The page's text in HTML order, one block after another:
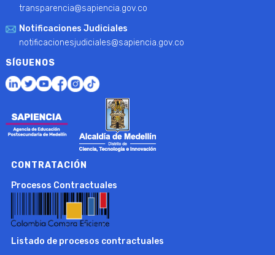
transparencia@sapiencia.gov.co
Notificaciones Judiciales
notificacionesjudiciales@sapiencia.gov.co
SÍGUENOS
CONTRATACIÓN
Procesos Contractuales
Listado de procesos contractuales